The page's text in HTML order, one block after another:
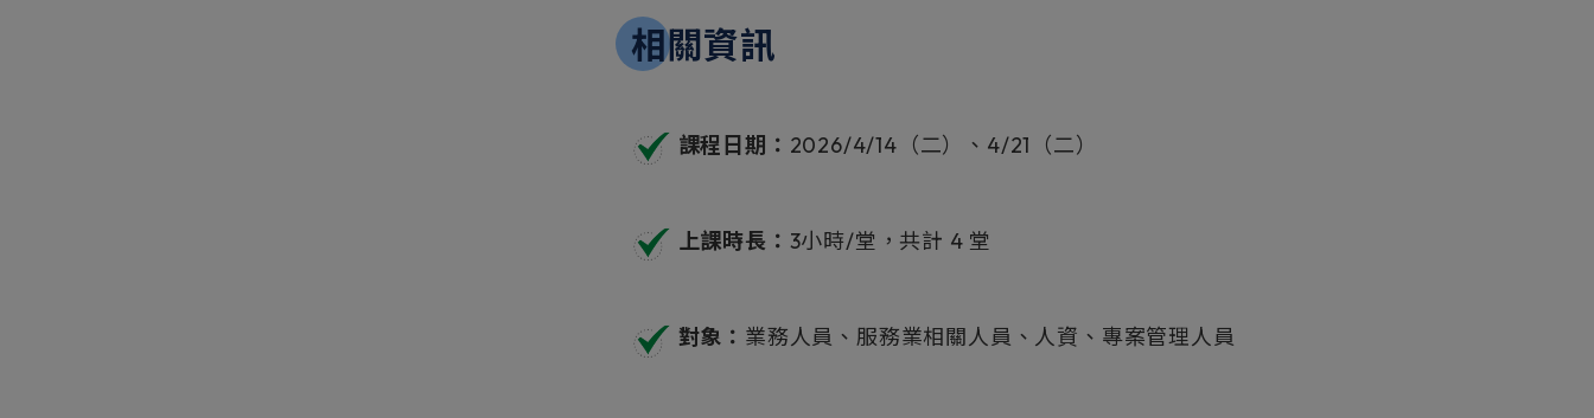
相關資訊
課程日期： 2026/4/14（二）、4/21（二）
上課時長： 3小時/堂，共計 4 堂
對象： 業務人員、服務業相關人員、人資、專案管理人員